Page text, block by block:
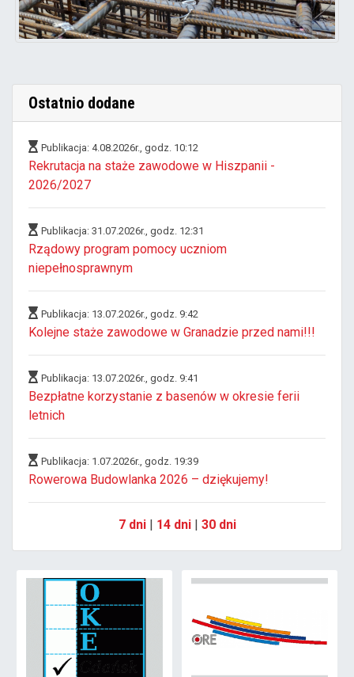
Ostatnio dodane
Publikacja: 4.08.2026r., godz. 10:12
Rekrutacja na staże zawodowe w Hiszpanii -
2026/2027
Publikacja: 31.07.2026r., godz. 12:31
Rządowy program pomocy uczniom
niepełnosprawnym
Publikacja: 13.07.2026r., godz. 9:42
Kolejne staże zawodowe w Granadzie przed nami!!!
Publikacja: 13.07.2026r., godz. 9:41
Bezpłatne korzystanie z basenów w okresie ferii
letnich
Publikacja: 1.07.2026r., godz. 19:39
Rowerowa Budowlanka 2026 – dziękujemy!
7 dni| 14 dni| 30 dni